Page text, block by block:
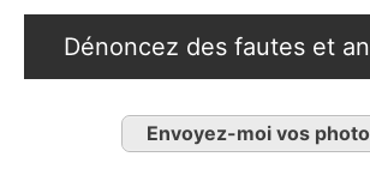
Dénoncez des fautes et
Envoyez-moi vos